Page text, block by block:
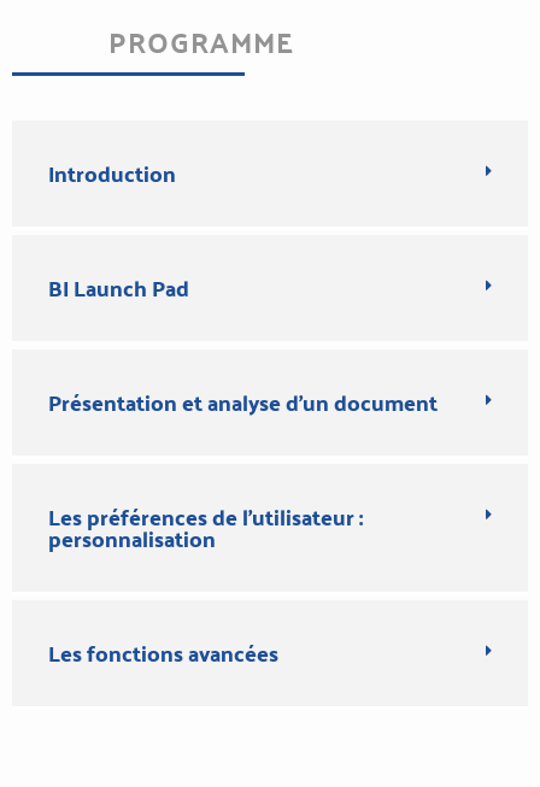
PROGRAMME
Introduction
BI Launch Pad
Présentation et analyse d'un document
Les préférences de l'utilisateur :
personnalisation
Les fonctions avancées